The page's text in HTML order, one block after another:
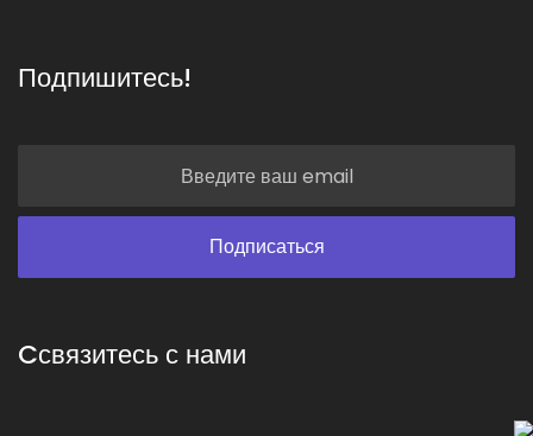
Подпишитесь!
Cсвязитесь с нами